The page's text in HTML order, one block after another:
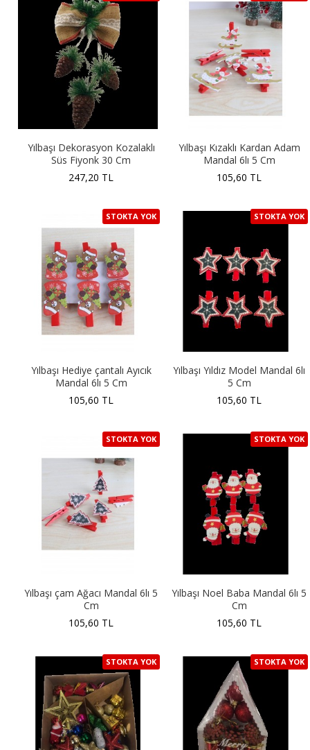
Yılbaşı Dekorasyon Kozalaklı
Süs Fiyonk 30 Cm
247,20 TL
Yılbaşı Kızaklı Kardan Adam
Mandal 6lı 5 Cm
105,60 TL
STOKTA YOK
Yılbaşı Hediye çantalı Ayıcık
Mandal 6lı 5 Cm
105,60 TL
STOKTA YOK
Yılbaşı Yıldız Model Mandal 6lı
5 Cm
105,60 TL
STOKTA YOK
Yılbaşı çam Ağacı Mandal 6lı 5
Cm
105,60 TL
STOKTA YOK
Yılbaşı Noel Baba Mandal 6lı 5
Cm
105,60 TL
STOKTA YOK STOKTA YOK